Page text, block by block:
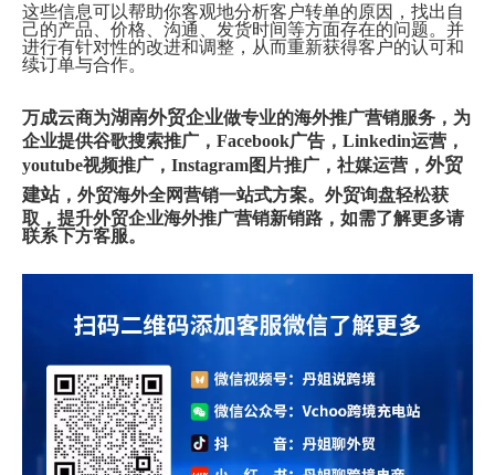
这些信息可以帮助你客观地分析客户转单的原因，找出自
己的产品、价格、沟通、发货时间等方面存在的问题。并
进行有针对性的改进和调整，从而重新获得客户的认可和
续订单与合作。
万成云商为湖南外贸企业做专业的海外推广营销服务，为
企业提供谷歌搜索推广，Facebook广告，Linkedin运营，
youtube视频推广，Instagram图片推广，社媒运营， 外贸
建站，外贸海外全网营销一站式方案。外贸询盘轻松获
取，提升外贸企业海外推广营销新销路，如需了解更多请
联系下方客服。